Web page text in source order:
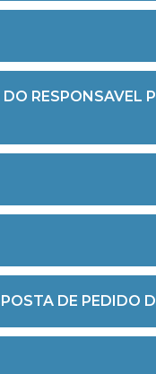
RESPONSAVEL
DE PEDIDO